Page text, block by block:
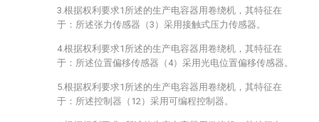
3.根据权利要求1所述的生产电容器用卷绕机，其特征在
于：所述张力传感器（3）采用接触式压力传感器。
4.根据权利要求1所述的生产电容器用卷绕机，其特征在
于：所述位置偏移传感器（4）采用光电位置偏移传感器。
5.根据权利要求1所述的生产电容器用卷绕机，其特征在
于：所述控制器（12）采用可编程控制器。